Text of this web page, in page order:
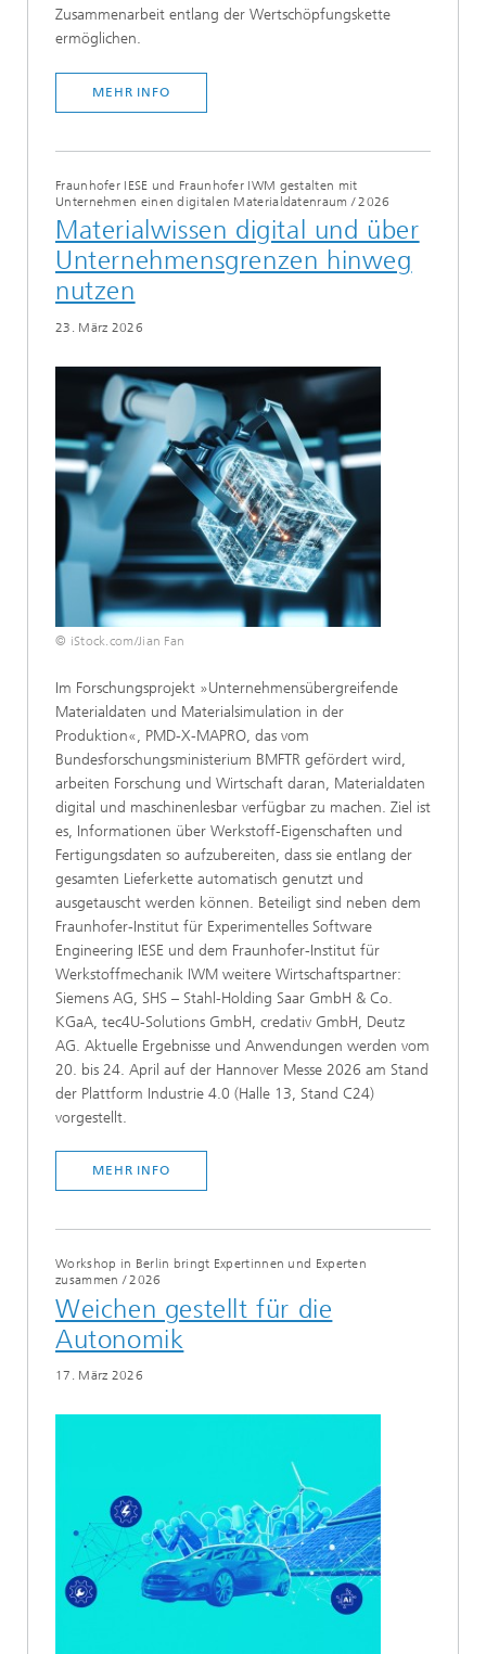
Zusammenarbeit entlang der Wertschöpfungskette
ermöglichen.
MEHR INFO
Fraunhofer IESE und Fraunhofer IWM gestalten mit
Unternehmen einen digitalen Materialdatenraum /2026
Materialwissen digital und über
Unternehmensgrenzen hinweg
nutzen
23. März 2026
© iStock.com/Jian Fan
Im Forschungsprojekt »Unternehmensübergreifende
Materialdaten und Materialsimulation in der
Produktion«, PMD-X-MAPRO, das vom
Bundesforschungsministerium BMFTR gefördert wird,
arbeiten Forschung und Wirtschaft daran, Materialdaten
digital und maschinenlesbar verfügbar zu machen. Ziel ist
es, Informationen über Werkstoff-Eigenschaften und
Fertigungsdaten so aufzubereiten, dass sie entlang der
gesamten Lieferkette automatisch genutzt und
ausgetauscht werden können. Beteiligt sind neben dem
Fraunhofer-Institut für Experimentelles Software
Engineering IESE und dem Fraunhofer-Institut für
Werkstoffmechanik IWM weitere Wirtschaftspartner:
Siemens AG, SHS – Stahl-Holding Saar GmbH & Co.
KGaA, tec4U-Solutions GmbH, credativ GmbH, Deutz
AG. Aktuelle Ergebnisse und Anwendungen werden vom
20. bis 24. April auf der Hannover Messe 2026 am Stand
der Plattform Industrie 4.0 (Halle 13, Stand C24)
vorgestellt.
MEHR INFO
Workshop in Berlin bringt Expertinnen und Experten
zusammen /2026
Weichen gestellt für die
Autonomik
17. März 2026